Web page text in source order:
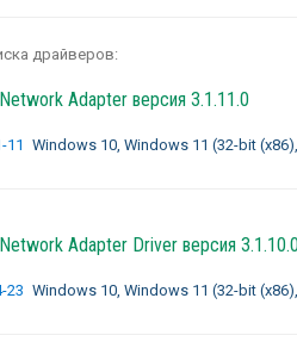
драйверов:
Adapter версия 3.1.11.0
11 Windows 10, Windows 11 (32-bit
Adapter Driver версия 3.1.10.0
23 Windows 10, Windows 11 (32-bit